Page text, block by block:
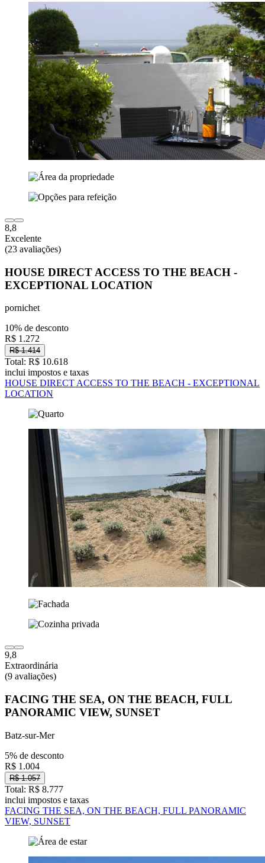
8,8
Excelente
(23 avaliações)
HOUSE DIRECT ACCESS TO THE BEACH -
EXCEPTIONAL LOCATION
pornichet
10% de desconto
R$ 1.272
R$ 1.414
Total: R$ 10.618
inclui impostos e taxas
HOUSE DIRECT ACCESS TO THE BEACH - EXCEPTIONAL
LOCATION
9,8
Extraordinária
(9 avaliações)
FACING THE SEA, ON THE BEACH, FULL
PANORAMIC VIEW, SUNSET
Batz-sur-Mer
5% de desconto
R$ 1.004
R$ 1.057
Total: R$ 8.777
inclui impostos e taxas
FACING THE SEA, ON THE BEACH, FULL PANORAMIC
VIEW, SUNSET